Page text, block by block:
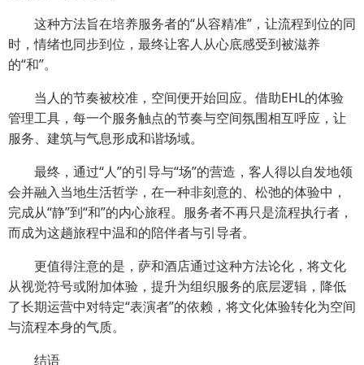
这种方法旨在培养服务者的“从容精准”，让流程到位的同
时，情绪也同步到位，最终让客人从心底感受到被滋养
的“和”。
当人的节奏被校准，空间便开始回应。借助EHL的体验
管理工具，每一个服务触点的节奏与空间氛围相互呼应，让
服务、建筑与气息形成和谐场域。
最终，通过“人”的引导与“场”的营造，客人得以自发地领
会并融入当地生活哲学，在一种非刻意的、松弛的体验中，
完成从“静”到“和”的内心旅程。服务者不再只是流程执行者，
而成为这趟旅程中温和的陪伴者与引导者。
更值得注意的是，萨和酒店通过这种方法论化，将文化
从视觉符号或附加体验，提升为组织服务的底层逻辑，降低
了长期运营中对特定“表演者”的依赖，将文化体验转化为空间
与流程本身的气质。
结语